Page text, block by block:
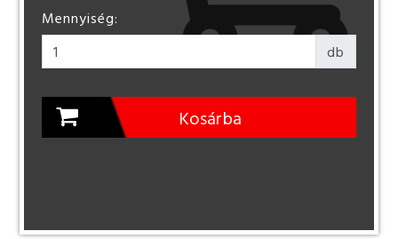
Mennyiség:
db
Kosárba